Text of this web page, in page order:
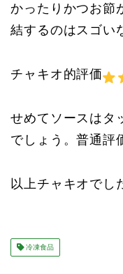
かったりかつお節
結するのはスゴい
チャキオ的評価
せめてソースはタ
でしょう。普通評
以上チャキオでし
冷凍食品